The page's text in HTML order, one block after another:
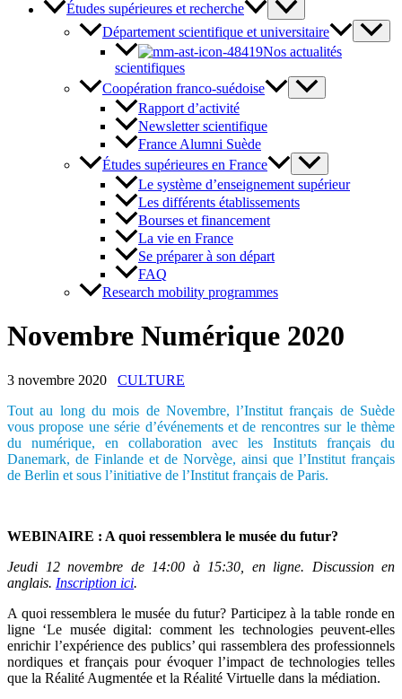
Études supérieures et recherche
Département scientifique et universitaire
Nos actualités
scientifiques
Coopération franco-suédoise
Rapport d’activité
Newsletter scientifique
France Alumni Suède
Études supérieures en France
Le système d’enseignement supérieur
Les différents établissements
Bourses et financement
La vie en France
Se préparer à son départ
FAQ
Research mobility programmes
Novembre Numérique 2020
3 novembre 2020
CULTURE
Tout au long du mois de Novembre, l’Institut français de Suède
vous propose une série d’événements et de rencontres sur le thème
du numérique, en collaboration avec les Instituts français du
Danemark, de Finlande et de Norvège, ainsi que l’Institut français
de Berlin et sous l’initiative de l’Institut français de Paris.
WEBINAIRE : A quoi ressemblera le musée du futur?
Jeudi 12 novembre de 14:00 à 15:30, en ligne. Discussion en
anglais. Inscription ici.
A quoi ressemblera le musée du futur? Participez à la table ronde en
ligne ‘Le musée digital: comment les technologies peuvent-elles
enrichir l’expérience des publics’ qui rassemblera des professionnels
nordiques et français pour évoquer l’impact de technologies telles
que la Réalité Augmentée et la Réalité Virtuelle dans la médiation.